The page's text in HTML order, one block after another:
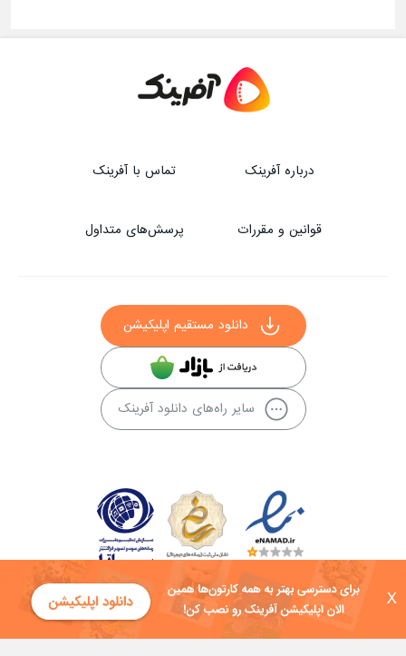
X
درباره آفرینک تماس با آفرینک
قوانین و مقررات پرسش‌های متداول
دانلود مستقیم اپلیکیشن
سایر راه‌های دانلود آفرینک
کلیه حقوق این سایت به شرکت توسعه فناوی هفت آسمان توکان تعلق دارد و